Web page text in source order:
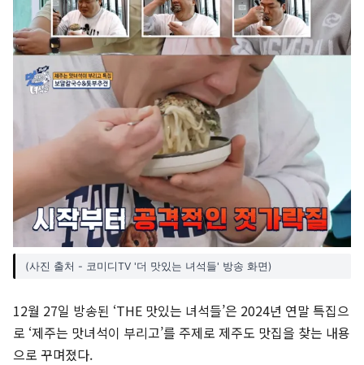
(사진 출처 - 코미디TV '더 맛있는 녀석들' 방송 화면)
12월 27일 방송된 ‘THE 맛있는 녀석들’은 2024년 연말 특집으
로 ‘제주는 맛녀석이 부리고’를 주제로 제주도 맛집을 찾는 내용
으로 꾸며졌다.